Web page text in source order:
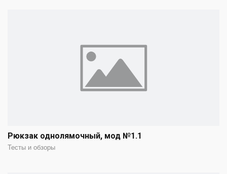
Рюкзак однолямочный, мод №1.1
Тесты и обзоры